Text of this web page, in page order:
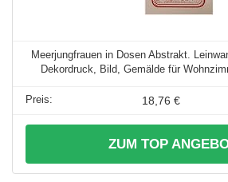
Meerjungfrauen in Dosen Abstrakt.
Dekordruck, Bild, Gemälde für
18,76 €
ZUM TOP